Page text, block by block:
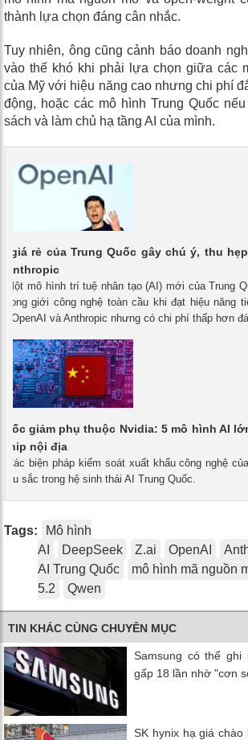
thành lựa chọn đáng cân nhắc.
Tuy nhiên, ông cũng cảnh báo doanh
vào thế khó khi phải lựa chọn giữa các
của Mỹ với hiệu năng cao nhưng chi phí
động, hoặc các mô hình Trung Quốc
sách và làm chủ hạ tầng AI của mình.
giá rẻ của Trung Quốc gây chú ý, thu
Anthropic
Một mô hình trí tuệ nhân tạo (AI) mới của Trung
giới công nghệ toàn cầu khi đạt hiệu năng
OpenAI và Anthropic nhưng có chi phí thấp hơn
giảm phụ thuộc Nvidia: 5 mô hình AI
chip nội địa
Các biện pháp kiểm soát xuất khẩu công nghệ
sắc trong hệ sinh thái AI Trung Quốc.
Tags:
Mô hình
AI
DeepSeek Z.ai OpenAI
AI Trung Quốc
mô hình mã nguồn
5.2
Qwen
TIN KHÁC CÙNG CHUYÊN MỤC
Samsung có thể ghi
gấp 18 lần nhờ "cơn
SK hynix hạ giá